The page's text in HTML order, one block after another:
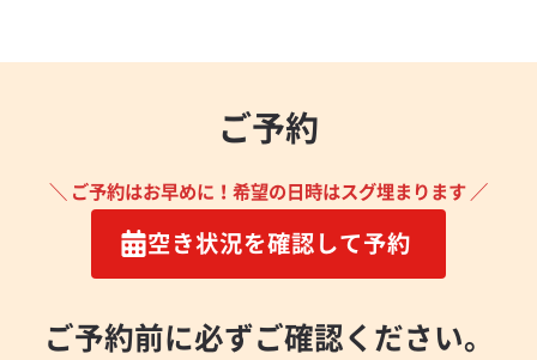
ご予約
＼ ご予約はお早めに！希望の日時はスグ埋まります ／
空き状況を確認して予約
ご予約前に必ずご確認ください。